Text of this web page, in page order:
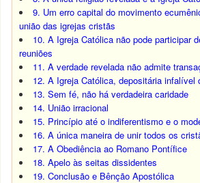
9. Um erro capital do movimento
união das igrejas cristãs
10. A Igreja Católica não pode participar
reuniões
11. A verdade revelada não admite
12. A Igreja Católica, depositária infalível
13. Sem fé, não há verdadeira caridade
14. União irracional
15. Princípio até o indiferentismo e o
16. A única maneira de unir todos os
17. A Obediência ao Romano Pontífice
18. Apelo às seitas dissidentes
19. Conclusão e Bênção Apostólica